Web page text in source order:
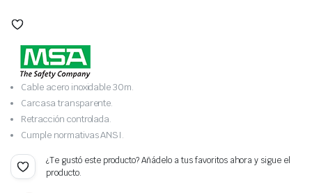
Cable acero inoxidable 30m.
Carcasa transparente.
Retracción controlada.
Cumple normativas ANSI.
¿Te gustó este producto? Añádelo a tus favoritos ahora y sigue el
producto.